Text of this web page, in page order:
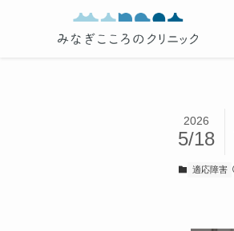
2026
5/18
適応障害